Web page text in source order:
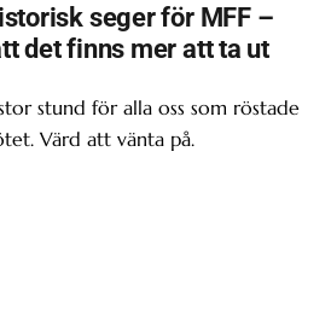
seger för MFF –
det finns mer att ta ut
stund för alla oss som röstade
Värd att vänta på.